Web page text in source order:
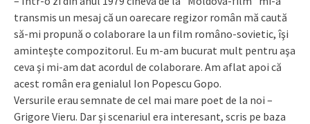
transmis un mesaj că un oarecare regizor român mă caută
să-mi propună o colaborare la un film româno-sovietic, îşi
aminteşte compozitorul. Eu m-am bucurat mult pentru aşa
ceva şi mi-am dat acordul de colaborare. Am aflat apoi că
acest român era ge­ni­alul Ion Popescu Gopo.
Versurile erau semnate de cel mai mare poet de la noi –
Grigore Vieru. Dar şi scenariul era interesant, scris pe baza